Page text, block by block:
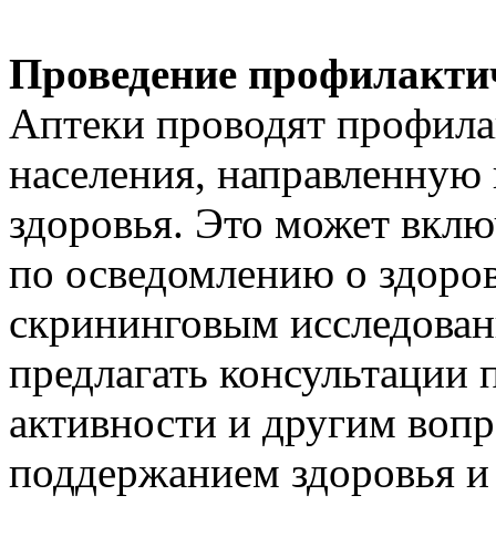
Проведение
Аптеки проводят
населения,
здоровья. Это может
по осведомлению о
скрининговым
предлагать
активности и другим
поддержанием здоровья